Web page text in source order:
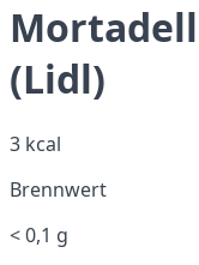
(Lidl)
3 kcal
Brennwert
< 0,1 g